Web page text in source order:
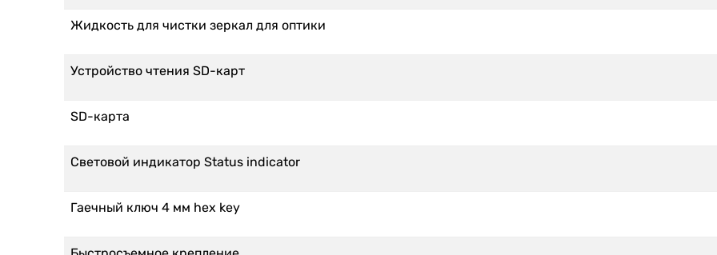
Жидкость для чистки зеркал для оптики
Устройство чтения SD-карт
SD-карта
Световой индикатор Status indicator
Гаечный ключ 4 мм hex key